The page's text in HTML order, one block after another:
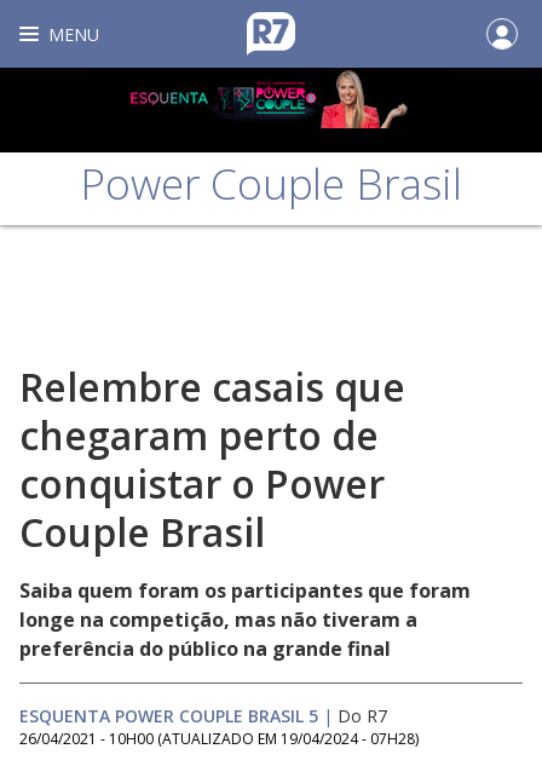
MENU
Power Couple Brasil
Relembre casais que
chegaram perto de
conquistar o Power
Couple Brasil
Saiba quem foram os participantes que foram
longe na competição, mas não tiveram a
preferência do público na grande final
ESQUENTA POWER COUPLE BRASIL 5 | Do R7
26/04/2021 - 10H00 (ATUALIZADO EM 19/04/2024 - 07H28)